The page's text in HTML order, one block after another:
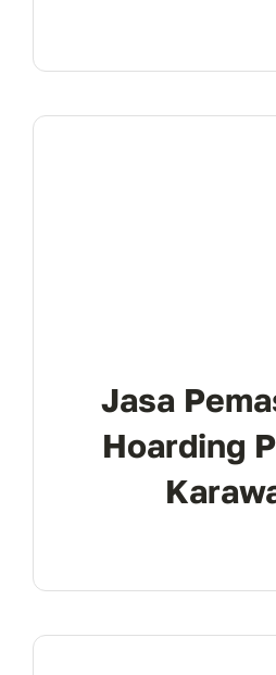
Jasa
Hoarding